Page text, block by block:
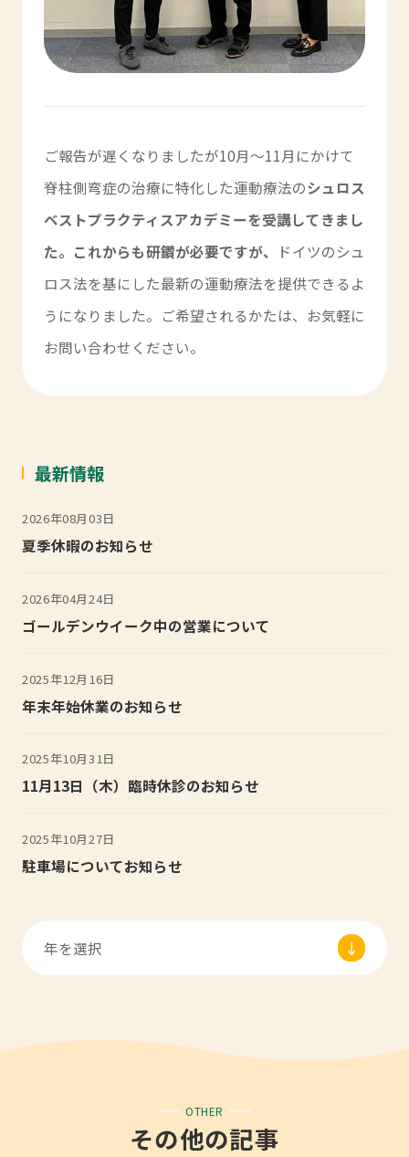
ご報告が遅くなりましたが10月～11月にかけて
脊柱側弯症の治療に特化した運動療法のシュロス
ベストプラクティスアカデミーを受講してきまし
た。これからも研鑽が必要ですが、
ドイツのシュ
ロス法を基にした最新の運動療法を提供できるよ
うになりました。ご希望されるかたは、お気軽に
お問い合わせください。
最新情報
2026年08月03日
夏季休暇のお知らせ
2026年04月24日
ゴールデンウイーク中の営業について
2025年12月16日
年末年始休業のお知らせ
2025年10月31日
11月13日（木）臨時休診のお知らせ
2025年10月27日
駐車場についてお知らせ
OTHER
その他の記事